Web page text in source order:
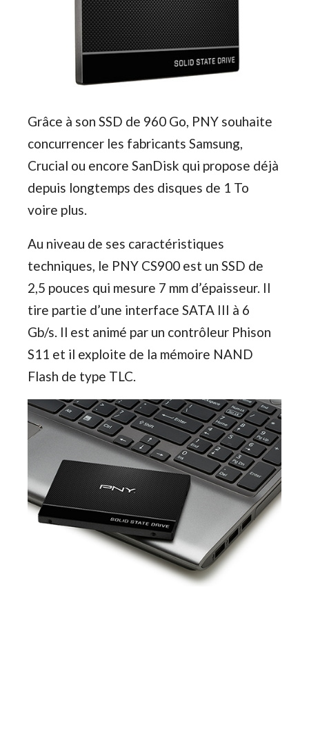
Grâce à son SSD de 960 Go, PNY souhaite
concurrencer les fabricants Samsung,
Crucial ou encore SanDisk qui propose déjà
depuis longtemps des disques de 1 To
voire plus.
Au niveau de ses caractéristiques
techniques, le PNY CS900 est un SSD de
2,5 pouces qui mesure 7 mm d’épaisseur. Il
tire partie d’une interface SATA III à 6
Gb/s. Il est animé par un contrôleur Phison
S11 et il exploite de la mémoire NAND
Flash de type TLC.